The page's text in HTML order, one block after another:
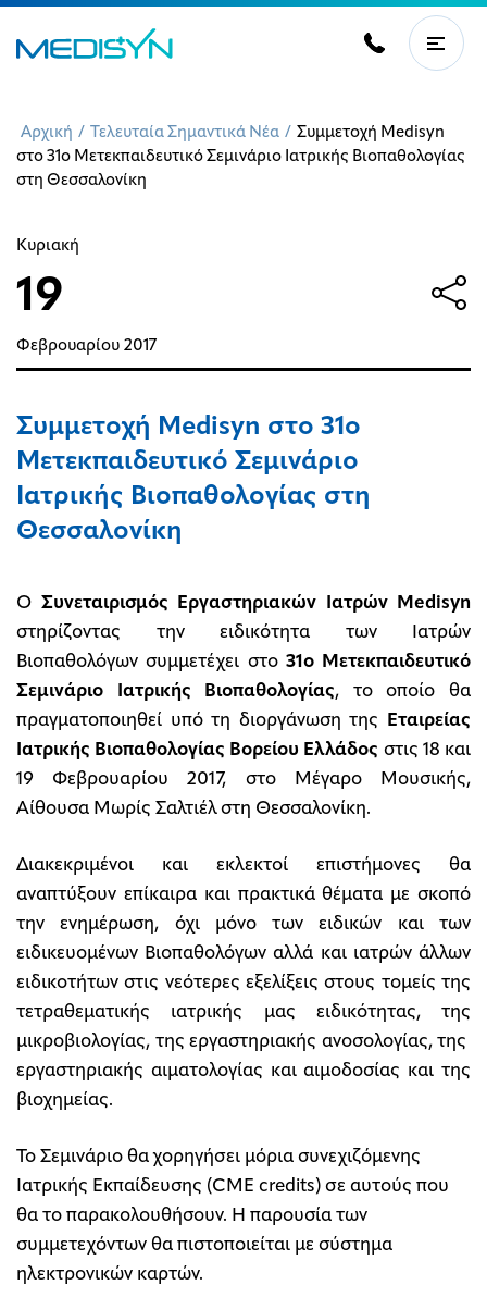
Αρχική / Τελευταία Σημαντικά Νέα / Συμμετοχή Medisyn
στο 31ο Μετεκπαιδευτικό Σεμινάριο Ιατρικής Βιοπαθολογίας
στη Θεσσαλονίκη
Κυριακή
19
Φεβρουαρίου 2017
Συμμετοχή Medisyn στο 31ο
Μετεκπαιδευτικό Σεμινάριο
Ιατρικής Βιοπαθολογίας στη
Θεσσαλονίκη
O Συνεταιρισμός Εργαστηριακών Ιατρών Medisyn
στηρίζοντας την ειδικότητα των Ιατρών
Βιοπαθολόγων συμμετέχει στο 31οΜετεκπαιδευτικό
Σεμινάριο Ιατρικής Βιοπαθολογίας, το οποίο θα
πραγματοποιηθεί υπό τη διοργάνωση της
Εταιρείας
Ιατρικής Βιοπαθολογίας Βορείου Ελλάδος στις 18 και
19 Φεβρουαρίου 2017, στο Μέγαρο Μουσικής,
Αίθουσα Μωρίς Σαλτιέλ στη Θεσσαλονίκη.
Διακεκριμένοι και εκλεκτοί επιστήμονες θα
αναπτύξουν επίκαιρα και πρακτικά θέματα με σκοπό
την ενημέρωση, όχι μόνο των ειδικών και των
ειδικευομένων Βιοπαθολόγων αλλά και ιατρών άλλων
ειδικοτήτων στις νεότερες εξελίξεις στους τομείς της
τετραθεματικής ιατρικής μας ειδικότητας, της
μικροβιολογίας, της εργαστηριακής ανοσολογίας, της
εργαστηριακής αιματολογίας και αιμοδοσίας και της
βιοχημείας.
Το Σεμινάριο θα χορηγήσει μόρια συνεχιζόμενης
Ιατρικής Εκπαίδευσης (CME credits) σε αυτούς που
θα το παρακολουθήσουν. Η παρουσία των
συμμετεχόντων θα πιστοποιείται με σύστημα
ηλεκτρονικών καρτών.